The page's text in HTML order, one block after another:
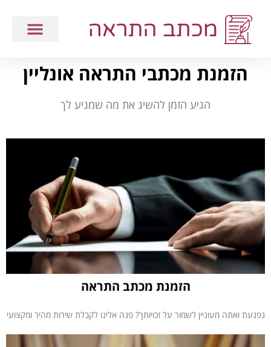
הזמנת מכתבי התראה אונליין
הגיע הזמן להשיג את מה שמגיע לך
הזמנת מכתב התראה
נפגעת ואתה מעוניין לשמור על זכויותך? פנה אלינו לקבלת שירות מהיר ומקצועי